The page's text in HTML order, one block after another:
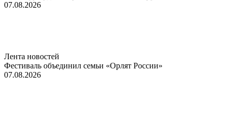
07.08.2026
Лента новостей
Фестиваль объединил семьи «Орлят России»
07.08.2026